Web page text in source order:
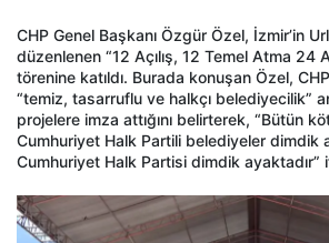
CHP Genel Başkanı Özgür Özel, İzmir’in
düzenlenen “12 Açılış, 12 Temel Atma 24
törenine katıldı. Burada konuşan Özel,
“temiz, tasarruflu ve halkçı belediyecilik”
projelere imza attığını belirterek, “Bütün
Cumhuriyet Halk Partili belediyeler dimdik
Cumhuriyet Halk Partisi dimdik ayaktadır”